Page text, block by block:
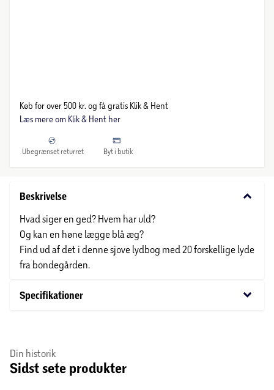
Køb for over 500 kr. og få gratis Klik & Hent
Læs mere om Klik & Hent her
Ubegrænset returret Byt i butik
Beskrivelse keyboard_arrow_down
Hvad siger en ged? Hvem har uld?
Og kan en høne lægge blå æg?
Find ud af det i denne sjove lydbog med 20 forskellige lyde
fra bondegården.
Specifikationer keyboard_arrow_down
Din historik
Sidst sete produkter